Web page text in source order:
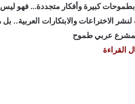
كبيرة وأفكار متجددة… فهو
لنشر الاختراعات والابتكارات العربية.. بل
عربي طموح
القراءة